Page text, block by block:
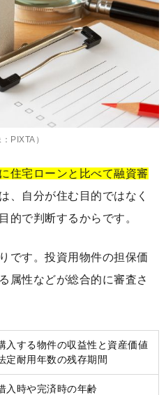
：PIXTA）
住宅ローンと比べて融資審
、自分が住む目的ではなく
的で判断するからです。
です。投資用物件の担保価
属性などが総合的に審査さ
入する物件の収益性と資産価値
定耐用年数の残存期間
入時や完済時の年齢